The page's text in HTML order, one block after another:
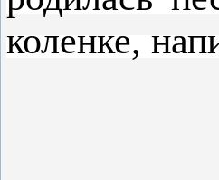
коленке,